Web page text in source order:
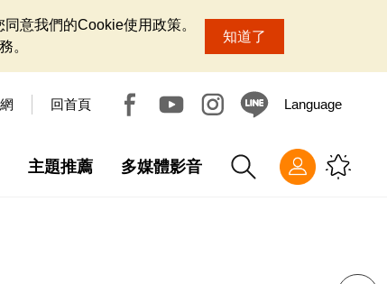
意我們的Cookie使用政策。
。
知道了
回首頁 Language
主題推薦 多媒體影音